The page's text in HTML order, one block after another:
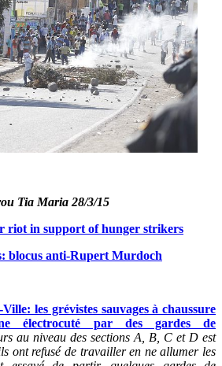
Tia Maria 28/3/15
riot in support of hunger strikers
blocus anti-Rupert Murdoch
les grévistes sauvages à chaussure
électrocuté par des gardes de
au niveau des sections A, B, C et D est
ont refusé de travailler en ne allumer les